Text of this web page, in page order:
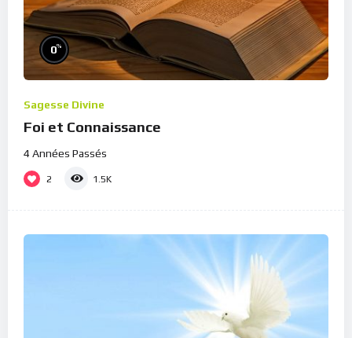
0%
Sagesse Divine
Foi et Connaissance
4 Années Passés
2 1.5K